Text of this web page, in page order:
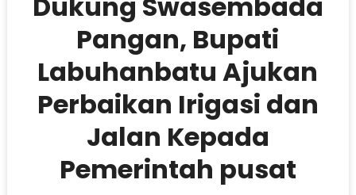
Pangan, Bupati
Labuhanbatu Ajukan
Perbaikan Irigasi dan
Jalan Kepada
Pemerintah pusat